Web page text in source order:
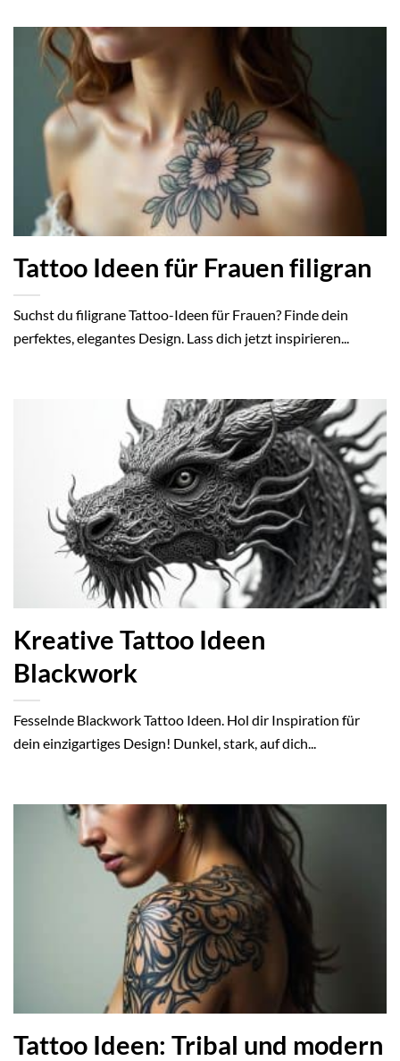
Tattoo Ideen für Frauen filigran
Suchst du filigrane Tattoo-Ideen für Frauen? Finde dein
perfektes, elegantes Design. Lass dich jetzt inspirieren...
Kreative Tattoo Ideen
Blackwork
Fesselnde Blackwork Tattoo Ideen. Hol dir Inspiration für
dein einzigartiges Design! Dunkel, stark, auf dich...
Tattoo Ideen: Tribal und modern